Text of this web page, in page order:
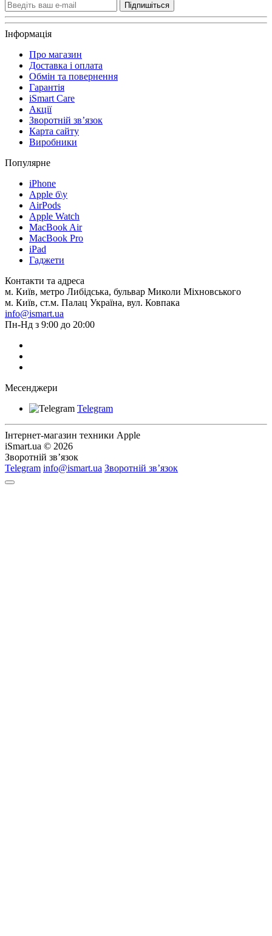
Підпишіться
Інформація
Про магазин
Доставка і оплата
Обмін та повернення
Гарантія
iSmart Care
Акції
Зворотній зв’язок
Карта сайту
Виробники
Популярне
iPhone
Apple б\у
AirPods
Apple Watch
MacBook Air
MacBook Pro
iPad
Гаджети
Контакти та адреса
м. Київ, метро Либідська, бульвар Миколи Міхновського
м. Київ, ст.м. Палац Україна, вул. Ковпака
info@ismart.ua
Пн-Нд з 9:00 до 20:00
Месенджери
Telegram
Інтернет-магазин техники Apple
iSmart.ua © 2026
Зворотній зв’язок
Telegram info@ismart.ua Зворотній зв’язок